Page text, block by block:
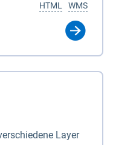
ausspricht. Für
die dem
Tiden, vor allem
WMS
HTML
Layer